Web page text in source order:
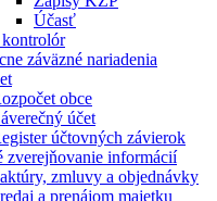
Účasť
záväzné nariadenia
obce
účet
účtovných závierok
zverejňovanie informácií
zmluvy a objednávky
a prenájom majetku